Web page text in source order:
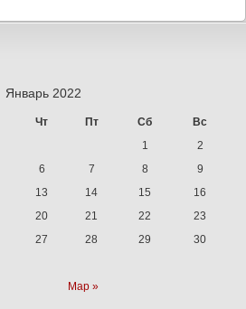
Январь 2022
Чт Пт Сб Вс
Мар »
1
2
6 7 8
9
13 14 15
16
20 21 22
23
27 28 29
30